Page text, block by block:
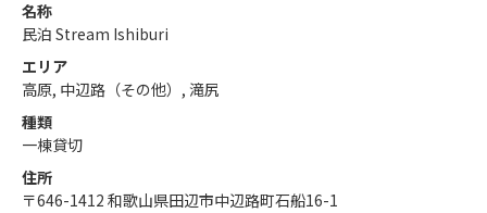
名称
民泊 Stream Ishiburi
エリア
高原, 中辺路（その他）, 滝尻
種類
一棟貸切
住所
〒646-1412 和歌山県田辺市中辺路町石船16-1